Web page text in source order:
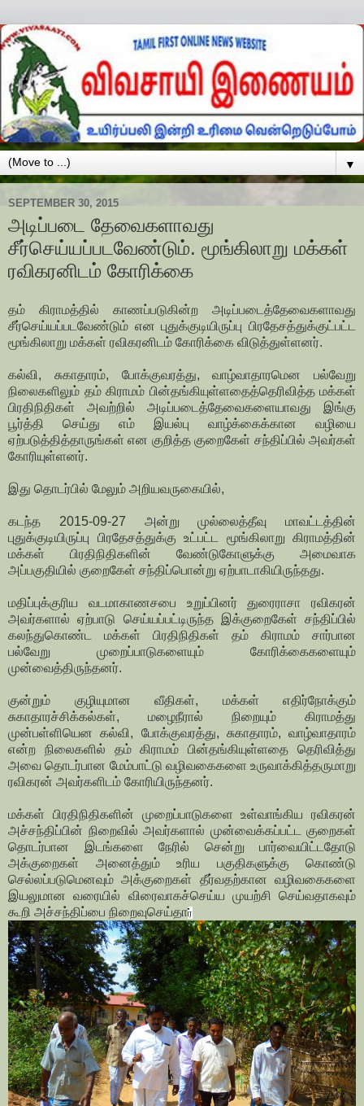
▼
SEPTEMBER 30, 2015
அடிப்படை தேவைகளாவது
சீர்செய்யப்படவேண்டும். மூங்கிலாறு மக்கள்
ரவிகரனிடம் கோரிக்கை
தம் கிராமத்தில் காணப்படுகின்ற அடிப்படைத்தேவைகளாவது
சீர்செய்யப்படவேண்டும் என புதுக்குடியிருப்பு பிரதேசத்துக்குட்பட்ட
மூங்கிலாறு மக்கள் ரவிகரனிடம் கோரிக்கை விடுத்துள்ளனர்.
கல்வி, சுகாதாரம், போக்குவரத்து, வாழ்வாதாரமென பல்வேறு
நிலைகளிலும் தம் கிராமம் பின்தங்கியுள்ளதைத்தெரிவித்த மக்கள்
பிரதிநிதிகள் அவற்றில் அடிப்படைத்தேவைகளையாவது இங்கு
பூர்த்தி செய்து எம் இயல்பு வாழ்க்கைக்கான வழியை
ஏற்படுத்தித்தாருங்கள் என குறித்த குறைகேள் சந்திப்பில் அவர்கள்
கோரியுள்ளனர்.
இது தொடர்பில் மேலும் அறியவருகையில்,
கடந்த 2015-09-27 அன்று முல்லைத்தீவு மாவட்டத்தின்
புதுக்குடியிருப்பு பிரதேசத்துக்கு உட்பட்ட மூங்கிலாறு கிராமத்தின்
மக்கள் பிரதிநிதிகளின் வேண்டுகோளுக்கு அமைவாக
அப்பகுதியில் குறைகேள் சந்திப்பொன்று ஏற்பாடாகியிருந்தது.
மதிப்புக்குரிய வடமாகாணசபை உறுப்பினர் துரைராசா ரவிகரன்
அவர்களால் ஏற்பாடு செய்யப்பட்டிருந்த இக்குறைகேள் சந்திப்பில்
கலந்துகொண்ட மக்கள் பிரதிநிதிகள் தம் கிராமம் சார்பான
பல்வேறு முறைப்பாடுகளையும் கோரிக்கைகளையும்
முன்வைத்திருந்தனர்.
குன்றும் குழியுமான வீதிகள், மக்கள் எதிர்நோக்கும்
சுகாதாரச்சிக்கல்கள், மழைநீரால் நிறையும் கிராமத்து
முன்பள்ளியென கல்வி, போக்குவரத்து, சுகாதாரம், வாழ்வாதாரம்
என்ற நிலைகளில் தம் கிராமம் பின்தங்கியுள்ளதை தெரிவித்து
அவை தொடர்பான மேம்பாட்டு வழிவகைகளை உருவாக்கித்தருமாறு
ரவிகரன் அவர்களிடம் கோரியிருந்தனர்.
மக்கள் பிரதிநிதிகளின் முறைப்பாடுகளை உள்வாங்கிய ரவிகரன்
அச்சந்திப்பின் நிறைவில் அவர்களால் முன்வைக்கப்பட்ட குறைகள்
தொடர்பான இடங்களை நேரில் சென்று பார்வையிட்டதோடு
அக்குறைகள் அனைத்தும் உரிய பகுதிகளுக்கு கொண்டு
செல்லப்படுமெனவும் அக்குறைகள் தீர்வதற்கான வழிவகைகளை
இயலுமான வரையில் விரைவாகச்செய்ய முயற்சி செய்வதாகவும்
கூறி அச்சந்திப்பை நிறைவுசெய்தார்